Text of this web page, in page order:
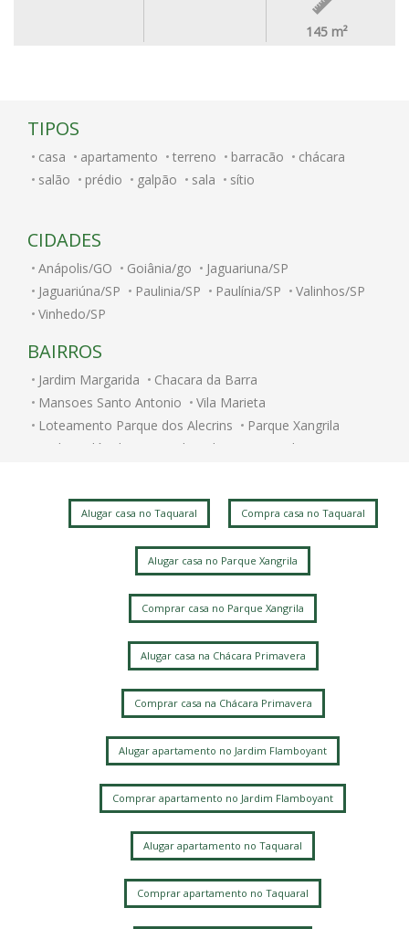
145 m²
TIPOS
casa apartamento terreno barracão
chácara
salão
prédio galpão sala sítio
CIDADES
Anápolis/GO Goiânia/go
Jaguariuna/SP
Jaguariúna/SP
Paulinia/SP Paulínia/SP
Valinhos/SP
Vinhedo/SP
BAIRROS
Jardim Margarida
Chacara da Barra
Mansoes Santo Antonio
Vila Marieta
Loteamento Parque dos Alecrins
Parque Xangrila
Jardim Nilópolis
Caminhos de San Conrado (Sousas)
Cidade Universitária
Parque das Flores
Loteamento Santa Ana do Atibaia (Sousas)
Loteamento Residencial Pedra Alta (Sousas)
Bairro das Palmeiras
Loteamento Alphaville Campinas
Jardim Chapadão
Fazenda Santa Cândida
Loteamento Caminhos de São Conrado (Sousas)
Ville Sainte Hélène
Vila Mimosa
Jardim Chapadao
Jardim Pauliceia
Vila Rossi Borghi e Siqueira
Barao Geraldo
Jardim Proença
Jardim das Paineiras
Parque Santa Bárbara
Jardim Flamboyant
Chácara Primavera
Loteamento Residencial Entre Verdes (Sousas)
Barão Geraldo
Taquaral
Chacara Santa Margarida
Parque Taquaral
Jardim Bela Vista
Alugar casa no Taquaral Compra casa no Taquaral
Alugar casa no Parque Xangrila
Comprar casa no Parque Xangrila
Alugar casa na Chácara Primavera
Comprar casa na Chácara Primavera
Alugar apartamento no Jardim Flamboyant
Comprar apartamento no Jardim Flamboyant
Alugar apartamento no Taquaral
Comprar apartamento no Taquaral